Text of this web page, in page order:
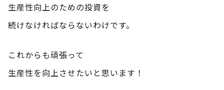
生産性向上のための投資を
続けなければならないわけです。
これからも頑張って
生産性を向上させたいと思います！